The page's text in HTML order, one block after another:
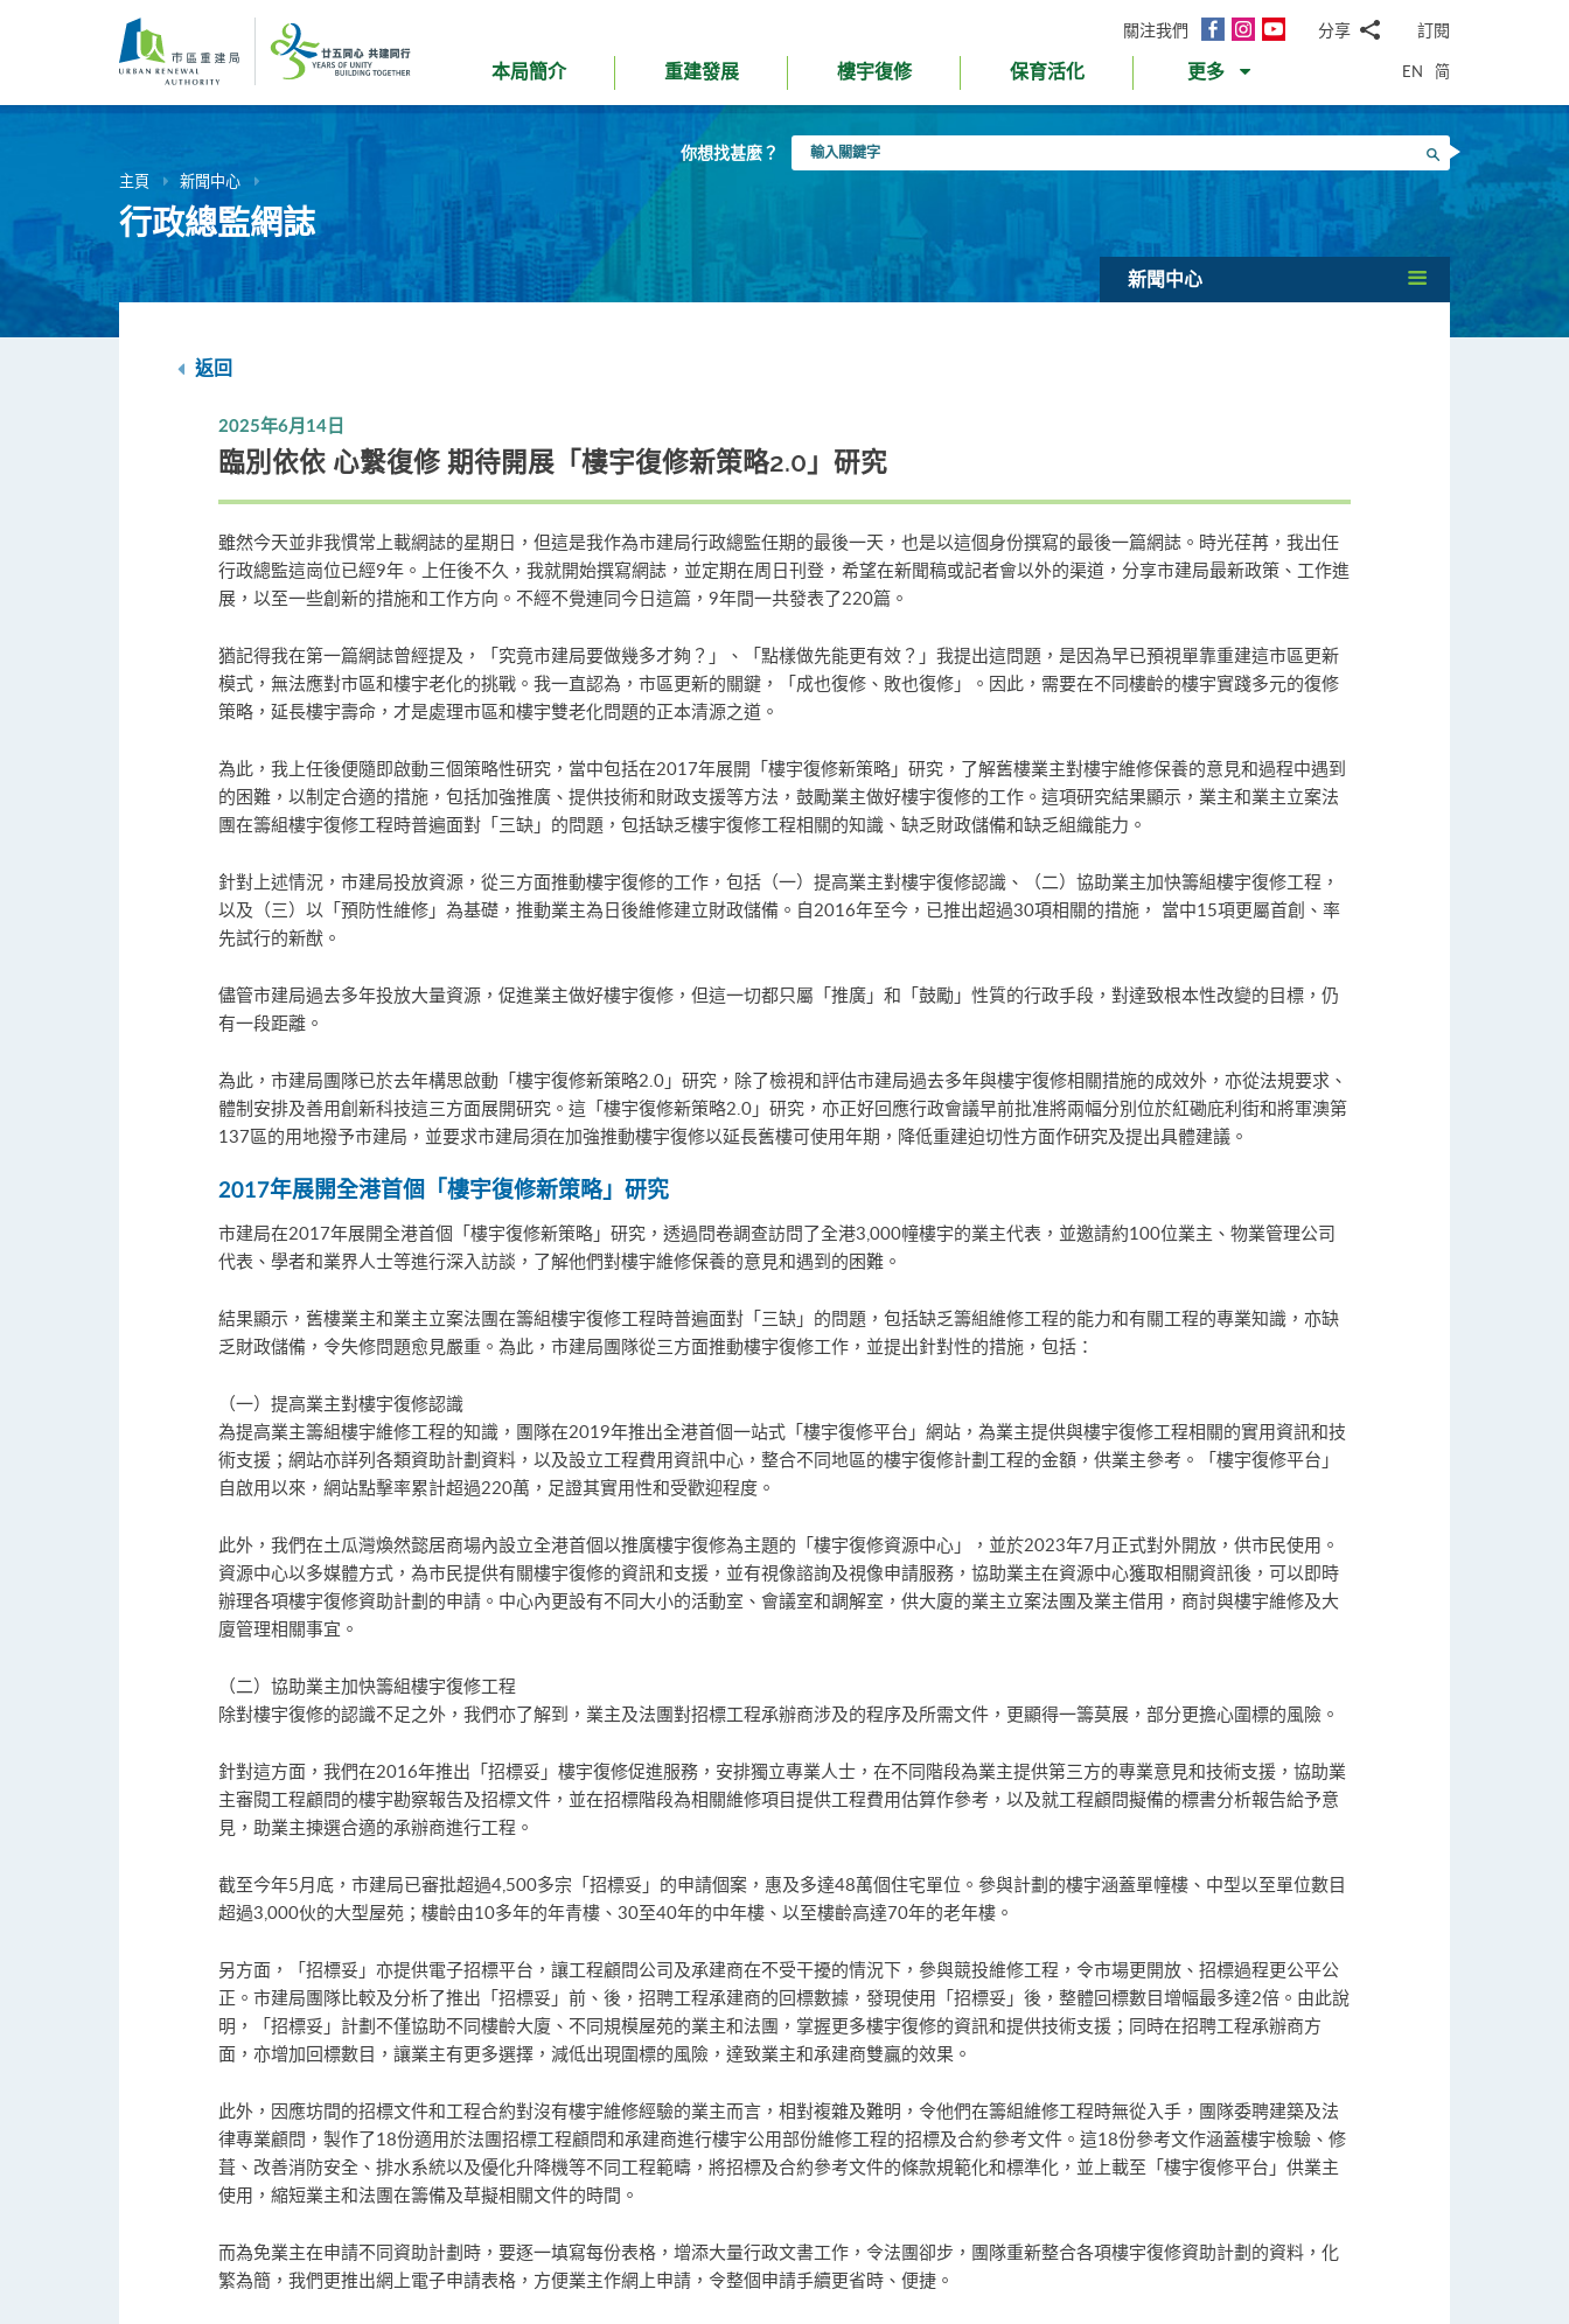
內
關注我們
面
InstagramYouTube分享
郵WhatsApp
微
信
面
書Twitter
LinkedIn
微
訂閱
本局簡介 重建發展 樓宇復修 保育活化 更多 EN 简
你想找甚麼？
入
搜尋
主頁 新聞中心
行政總監網誌
新聞中心
返回
2025年6月14日
臨別依依 心繫復修 期待開展「樓宇復修新策略2.0」研究
雖然今天並非我慣常上載網誌的星期日，但這是我作為市建局行政總監任期的最後一天，也是以這個身份撰寫的最後一篇網誌。時光荏苒，我出任
行政總監這崗位已經9年。上任後不久，我就開始撰寫網誌，並定期在周日刊登，希望在新聞稿或記者會以外的渠道，分享市建局最新政策、工作進
展，以至一些創新的措施和工作方向。不經不覺連同今日這篇，9年間一共發表了220篇。
猶記得我在第一篇網誌曾經提及，「究竟市建局要做幾多才夠？」、「點樣做先能更有效？」我提出這問題，是因為早已預視單靠重建這市區更新
模式，無法應對市區和樓宇老化的挑戰。我一直認為，市區更新的關鍵，「成也復修、敗也復修」。因此，需要在不同樓齡的樓宇實踐多元的復修
策略，延長樓宇壽命，才是處理市區和樓宇雙老化問題的正本清源之道。
為此，我上任後便隨即啟動三個策略性研究，當中包括在2017年展開「樓宇復修新策略」研究，了解舊樓業主對樓宇維修保養的意見和過程中遇到
的困難，以制定合適的措施，包括加強推廣、提供技術和財政支援等方法，鼓勵業主做好樓宇復修的工作。這項研究結果顯示，業主和業主立案法
團在籌組樓宇復修工程時普遍面對「三缺」的問題，包括缺乏樓宇復修工程相關的知識、缺乏財政儲備和缺乏組織能力。
針對上述情況，市建局投放資源，從三方面推動樓宇復修的工作，包括（一）提高業主對樓宇復修認識、（二）協助業主加快籌組樓宇復修工程，
以及（三）以「預防性維修」為基礎，推動業主為日後維修建立財政儲備。自2016年至今，已推出超過30項相關的措施， 當中15項更屬首創、率
先試行的新猷。
儘管市建局過去多年投放大量資源，促進業主做好樓宇復修，但這一切都只屬「推廣」和「鼓勵」性質的行政手段，對達致根本性改變的目標，仍
有一段距離。
為此，市建局團隊已於去年構思啟動「樓宇復修新策略2.0」研究，除了檢視和評估市建局過去多年與樓宇復修相關措施的成效外，亦從法規要求、
體制安排及善用創新科技這三方面展開研究。這「樓宇復修新策略2.0」研究，亦正好回應行政會議早前批准將兩幅分別位於紅磡庇利街和將軍澳第
137區的用地撥予市建局，並要求市建局須在加強推動樓宇復修以延長舊樓可使用年期，降低重建迫切性方面作研究及提出具體建議。
2017年展開全港首個「樓宇復修新策略」研究
市建局在2017年展開全港首個「樓宇復修新策略」研究，透過問卷調查訪問了全港3,000幢樓宇的業主代表，並邀請約100位業主、物業管理公司
代表、學者和業界人士等進行深入訪談，了解他們對樓宇維修保養的意見和遇到的困難。
結果顯示，舊樓業主和業主立案法團在籌組樓宇復修工程時普遍面對「三缺」的問題，包括缺乏籌組維修工程的能力和有關工程的專業知識，亦缺
乏財政儲備，令失修問題愈見嚴重。為此，市建局團隊從三方面推動樓宇復修工作，並提出針對性的措施，包括：
（一）提高業主對樓宇復修認識
為提高業主籌組樓宇維修工程的知識，團隊在2019年推出全港首個一站式「樓宇復修平台」網站，為業主提供與樓宇復修工程相關的實用資訊和技
術支援；網站亦詳列各類資助計劃資料，以及設立工程費用資訊中心，整合不同地區的樓宇復修計劃工程的金額，供業主參考。「樓宇復修平台」
自啟用以來，網站點擊率累計超過220萬，足證其實用性和受歡迎程度。
此外，我們在土瓜灣煥然懿居商場內設立全港首個以推廣樓宇復修為主題的「樓宇復修資源中心」，並於2023年7月正式對外開放，供市民使用。
資源中心以多媒體方式，為市民提供有關樓宇復修的資訊和支援，並有視像諮詢及視像申請服務，協助業主在資源中心獲取相關資訊後，可以即時
辦理各項樓宇復修資助計劃的申請。中心內更設有不同大小的活動室、會議室和調解室，供大廈的業主立案法團及業主借用，商討與樓宇維修及大
廈管理相關事宜。
（二）協助業主加快籌組樓宇復修工程
除對樓宇復修的認識不足之外，我們亦了解到，業主及法團對招標工程承辦商涉及的程序及所需文件，更顯得一籌莫展，部分更擔心圍標的風險。
針對這方面，我們在2016年推出「招標妥」樓宇復修促進服務，安排獨立專業人士，在不同階段為業主提供第三方的專業意見和技術支援，協助業
主審閱工程顧問的樓宇勘察報告及招標文件，並在招標階段為相關維修項目提供工程費用估算作參考，以及就工程顧問擬備的標書分析報告給予意
見，助業主揀選合適的承辦商進行工程。
截至今年5月底，市建局已審批超過4,500多宗「招標妥」的申請個案，惠及多達48萬個住宅單位。參與計劃的樓宇涵蓋單幢樓、中型以至單位數目
超過3,000伙的大型屋苑；樓齡由10多年的年青樓、30至40年的中年樓、以至樓齡高達70年的老年樓。
另方面，「招標妥」亦提供電子招標平台，讓工程顧問公司及承建商在不受干擾的情況下，參與競投維修工程，令市場更開放、招標過程更公平公
正。市建局團隊比較及分析了推出「招標妥」前、後，招聘工程承建商的回標數據，發現使用「招標妥」後，整體回標數目增幅最多達2倍。由此說
明，「招標妥」計劃不僅協助不同樓齡大廈、不同規模屋苑的業主和法團，掌握更多樓宇復修的資訊和提供技術支援；同時在招聘工程承辦商方
面，亦增加回標數目，讓業主有更多選擇，減低出現圍標的風險，達致業主和承建商雙贏的效果。
此外，因應坊間的招標文件和工程合約對沒有樓宇維修經驗的業主而言，相對複雜及難明，令他們在籌組維修工程時無從入手，團隊委聘建築及法
律專業顧問，製作了18份適用於法團招標工程顧問和承建商進行樓宇公用部份維修工程的招標及合約參考文件。這18份參考文作涵蓋樓宇檢驗、修
葺、改善消防安全、排水系統以及優化升降機等不同工程範疇，將招標及合約參考文件的條款規範化和標準化，並上載至「樓宇復修平台」供業主
使用，縮短業主和法團在籌備及草擬相關文件的時間。
而為免業主在申請不同資助計劃時，要逐一填寫每份表格，增添大量行政文書工作，令法團卻步，團隊重新整合各項樓宇復修資助計劃的資料，化
繁為簡，我們更推出網上電子申請表格，方便業主作網上申請，令整個申請手續更省時、便捷。